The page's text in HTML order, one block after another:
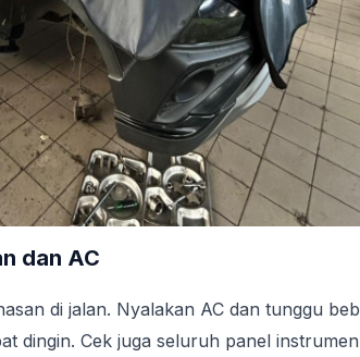
dan AC
di jalan. Nyalakan AC dan tunggu
dingin. Cek juga seluruh panel